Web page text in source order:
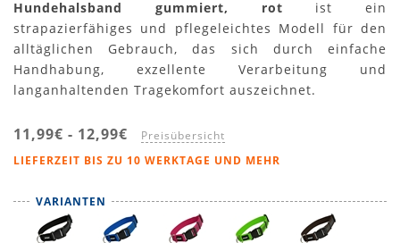
Hundehalsband gummiert, rot ist ein
strapazierfähiges und pflegeleichtes Modell für den
alltäglichen Gebrauch, das sich durch einfache
Handhabung, exzellente Verarbeitung und
langanhaltenden Tragekomfort auszeichnet.
11,99€ - 12,99€ Preisübersicht
LIEFERZEIT BIS ZU 10 WERKTAGE UND MEHR
VARIANTEN